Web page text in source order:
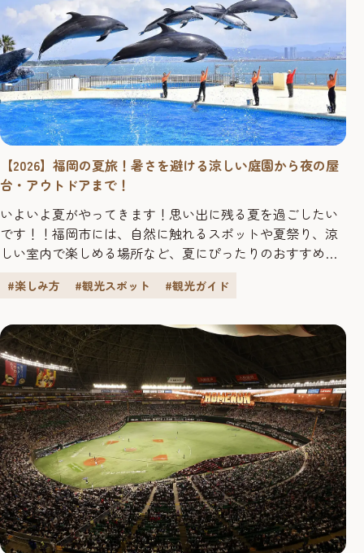
【2026】福岡の夏旅！暑さを避ける涼しい庭園から夜の屋
台・アウトドアまで！
いよいよ夏がやってきます！思い出に残る夏を過ごしたい
です！！福岡市には、自然に触れるスポットや夏祭り、涼
しい室内で楽しめる場所など、夏にぴったりのおすすめス
スポットをご紹介いたします。
#楽しみ方 #観光スポット #観光ガイド